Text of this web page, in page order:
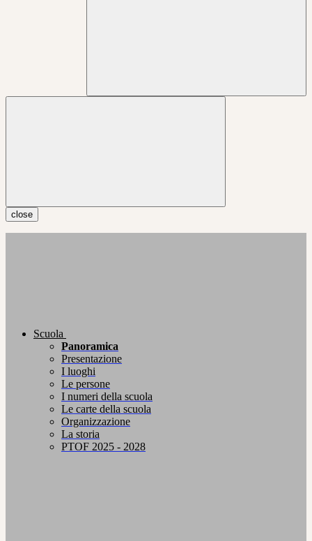
close
Scuola
Panoramica
Presentazione
I luoghi
Le persone
I numeri della scuola
Le carte della scuola
Organizzazione
La storia
PTOF 2025 - 2028